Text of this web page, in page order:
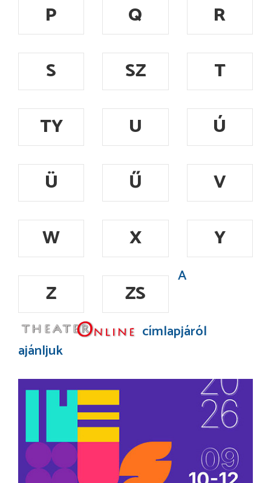
P
Q
R
S
SZ
T
TY
U
Ú
Ü
Ű
V
W
X
Y
Z
ZS
A
címlapjáról
ajánljuk